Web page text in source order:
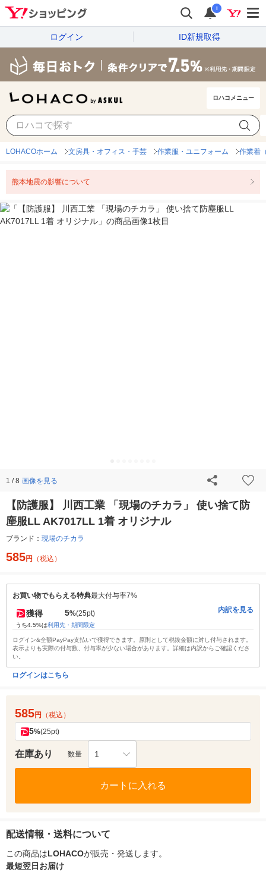
i
ログイン ID新規取得
ロハコメニュー
LOHACOホーム 文房具・オフィス・手芸 作業服・ユニフォーム 作業着
熊本地震の影響について
1 / 8 画像を見る
【防護服】 川西工業 「現場のチカラ」 使い捨て防
塵服LL AK7017LL 1着 オリジナル
ブランド： 現場のチカラ
585円 （税込）
お買い物でもらえる特典最大付与率7%
獲得 5%(25pt)
うち4.5%は利用先・期間限定
内訳を見る
ログイン&全額PayPay支払いで獲得できます。原則として税抜金額に対し付与されます。
表示よりも実際の付与数、付与率が少ない場合があります。詳細は内訳からご確認くださ
い。
ログインはこちら
585円 （税込）
5%(25pt)
在庫あり 数量 1
カートに入れる
配送情報・送料について
この商品はLOHACOが販売・発送します。
最短翌日お届け